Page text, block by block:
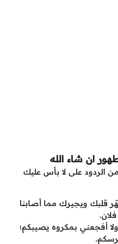
ان شاء الله
الردود على لا بأس عليك
قلبك ويجيرك مما أصابنا
ولا أفجعني بمكروه يصيبكم؛